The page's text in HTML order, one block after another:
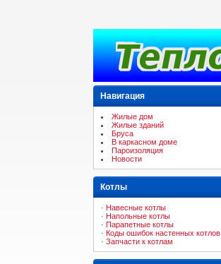
Навигация
Жилые дом
Жилые зданий
Бруса
В каркасном доме
Пароизоляция
Новости
Котлы
· Навесные котлы
· Напольные котлы
· Парапетные котлы
· Коды ошибок настенных котлов
· Запчасти к котлам